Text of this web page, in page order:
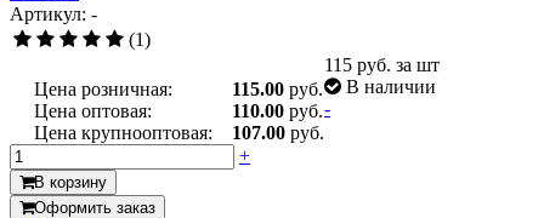
Артикул: -
(1)
Цена розничная: 115.00 руб.
Цена оптовая:
110.00 руб.
Цена крупнооптовая:
107.00 руб.
115 руб. за шт
В наличии
-
+
В корзину
Оформить заказ